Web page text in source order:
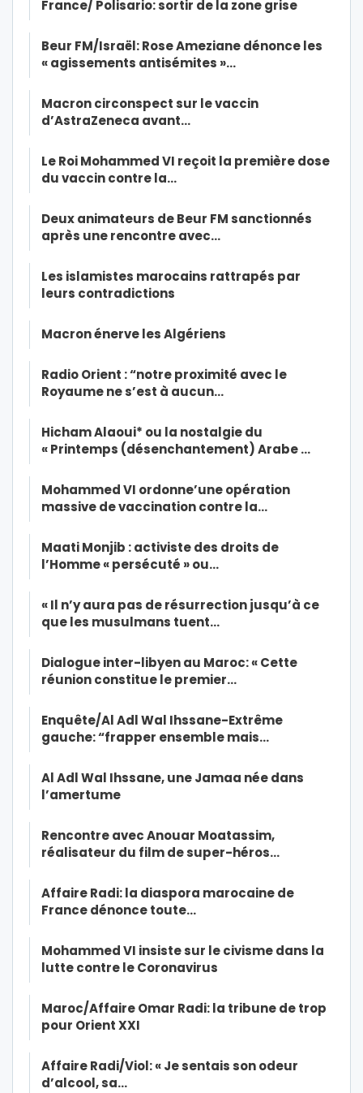
France/ Polisario: sortir de la zone grise
Beur FM/Israël: Rose Ameziane dénonce les
« agissements antisémites »…
Macron circonspect sur le vaccin
d’AstraZeneca avant…
Le Roi Mohammed VI reçoit la première dose
du vaccin contre la…
Deux animateurs de Beur FM sanctionnés
après une rencontre avec…
Les islamistes marocains rattrapés par
leurs contradictions
Macron énerve les Algériens
Radio Orient : “notre proximité avec le
Royaume ne s’est à aucun…
Hicham Alaoui* ou la nostalgie du
« Printemps (désenchantement) Arabe …
Mohammed VI ordonne’une opération
massive de vaccination contre la…
Maati Monjib : activiste des droits de
l’Homme « persécuté » ou…
« Il n’y aura pas de résurrection jusqu’à ce
que les musulmans tuent…
Dialogue inter-libyen au Maroc: « Cette
réunion constitue le premier…
Enquête/Al Adl Wal Ihssane-Extrême
gauche: “frapper ensemble mais…
Al Adl Wal Ihssane, une Jamaa née dans
l’amertume
Rencontre avec Anouar Moatassim,
réalisateur du film de super-héros…
Affaire Radi: la diaspora marocaine de
France dénonce toute…
Mohammed VI insiste sur le civisme dans la
lutte contre le Coronavirus
Maroc/Affaire Omar Radi: la tribune de trop
pour Orient XXI
Affaire Radi/Viol: « Je sentais son odeur
d’alcool, sa…